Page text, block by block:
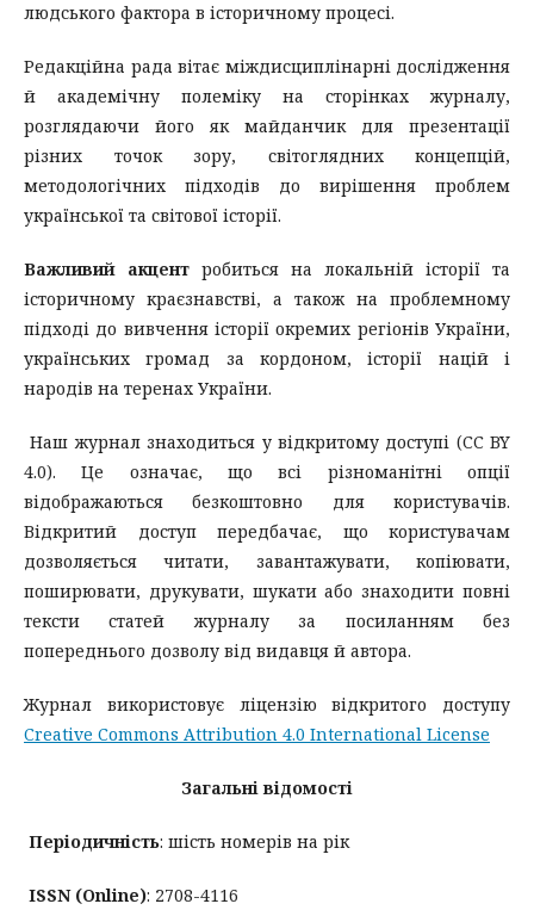
людського фактора в історичному процесі.
Редакційна рада вітає міждисциплінарні дослідження
й академічну полеміку на сторінках журналу,
розглядаючи його як майданчик для презентації
різних точок зору, світоглядних концепцій,
методологічних підходів до вирішення проблем
української та світової історії.
Важливий акцент робиться на локальній історії та
історичному краєзнавстві, а також на проблемному
підході до вивчення історії окремих регіонів України,
українських громад за кордоном, історії націй і
народів на теренах України.
Наш журнал знаходиться у відкритому доступі (CC BY
4.0). Це означає, що всі різноманітні опції
відображаються безкоштовно для користувачів.
Відкритий доступ передбачає, що користувачам
дозволяється читати, завантажувати, копіювати,
поширювати, друкувати, шукати або знаходити повні
тексти статей журналу за посиланням без
попереднього дозволу від видавця й автора.
Журнал використовує ліцензію відкритого доступу
Creative Commons Attribution 4.0 International License
Загальні відомості
Періодичність: шість номерів на рік
ISSN (Online): 2708-4116